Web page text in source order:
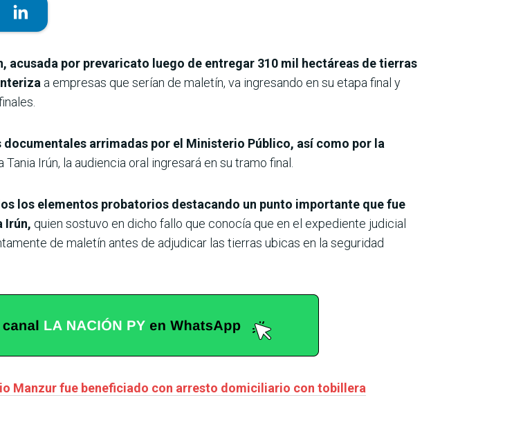
acusada por prevaricato luego de entregar 310 mil hectáreas de tierras
a empresas que serían de maletín, va ingresando en su etapa final y
arrimadas por el Ministerio Público, así como por la
Irún, la audiencia oral ingresará en su tramo final.
los elementos probatorios destacando un punto importante que fue
Irún, quien sostuvo en dicho fallo que conocía que en el expediente judicial
de maletín antes de adjudicar las tierras ubicas en la seguridad
Manzur fue beneficiado con arresto domiciliario con tobillera